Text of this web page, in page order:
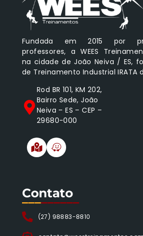
Fundada em 2015 por
professores, a WEES
na cidade de João Neiva / ES,
de Treinamento Industrial IRATA
Rod BR 101, KM 202,
Bairro Sede, João
Neiva – ES – CEP –
29680-000
Contato
(27) 98883-8810
_________